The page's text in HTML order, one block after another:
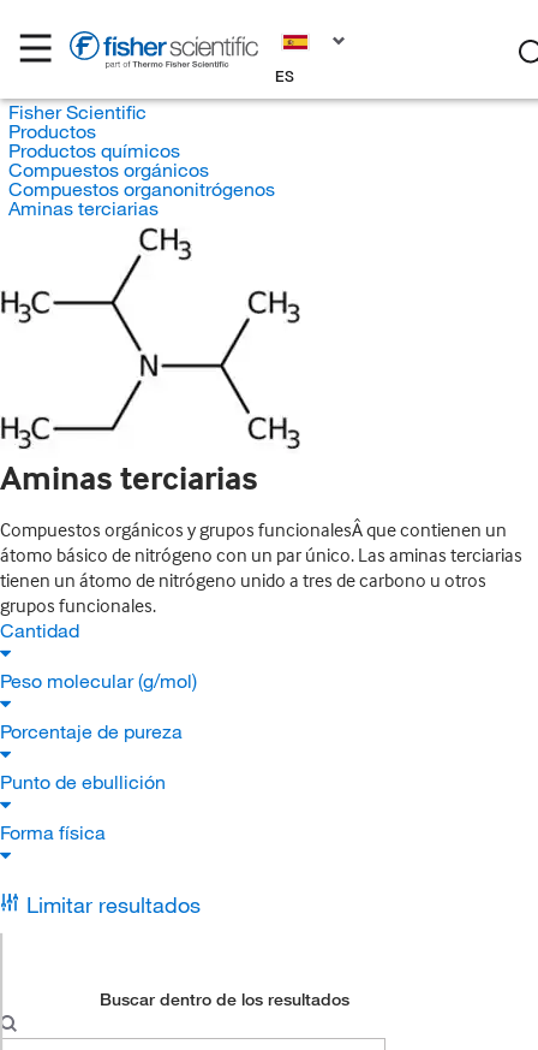
ES
Fisher Scientific
Productos
Productos químicos
Compuestos orgánicos
Compuestos organonitrógenos
Aminas terciarias
Aminas terciarias
Compuestos orgánicos y grupos funcionalesÂ que contienen un
átomo básico de nitrógeno con un par único. Las aminas terciarias
tienen un átomo de nitrógeno unido a tres de carbono u otros
grupos funcionales.
Cantidad
Peso molecular (g/mol)
Porcentaje de pureza
Punto de ebullición
Forma física
Limitar resultados
Buscar dentro de los resultados